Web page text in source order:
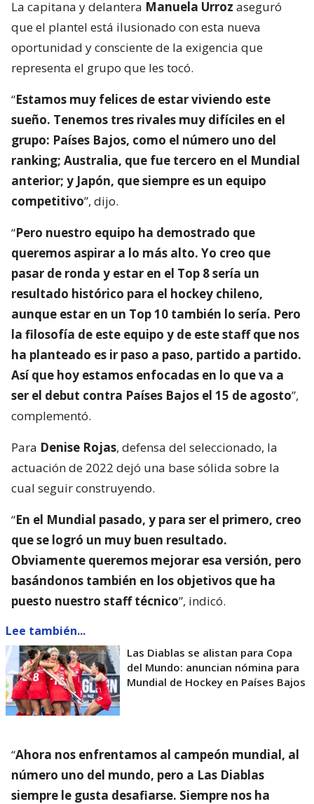
La capitana y delantera Manuela Urroz aseguró
que el plantel está ilusionado con esta nueva
oportunidad y consciente de la exigencia que
representa el grupo que les tocó.
“Estamos muy felices de estar viviendo este
sueño. Tenemos tres rivales muy difíciles en el
grupo: Países Bajos, como el número uno del
ranking; Australia, que fue tercero en el Mundial
anterior; y Japón, que siempre es un equipo
competitivo”, dijo.
“Pero nuestro equipo ha demostrado que
queremos aspirar a lo más alto. Yo creo que
pasar de ronda y estar en el Top 8 sería un
resultado histórico para el hockey chileno,
aunque estar en un Top 10 también lo sería. Pero
la filosofía de este equipo y de este staff que nos
ha planteado es ir paso a paso, partido a partido.
Así que hoy estamos enfocadas en lo que va a
ser el debut contra Países Bajos el 15 de agosto”,
complementó.
Para Denise Rojas, defensa del seleccionado, la
actuación de 2022 dejó una base sólida sobre la
cual seguir construyendo.
“En el Mundial pasado, y para ser el primero, creo
que se logró un muy buen resultado.
Obviamente queremos mejorar esa versión, pero
basándonos también en los objetivos que ha
puesto nuestro staff técnico”, indicó.
Lee también...
Las Diablas se alistan para Copa
del Mundo: anuncian nómina para
Mundial de Hockey en Países Bajos
“Ahora nos enfrentamos al campeón mundial, al
número uno del mundo, pero a Las Diablas
siempre le gusta desafiarse. Siempre nos ha